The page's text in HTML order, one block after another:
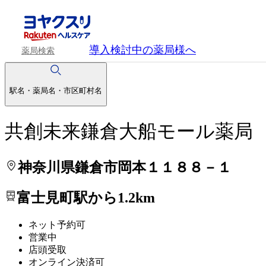
薬局検索 導入検討中の薬局様へ
駅名・薬局名・市区町村名
共創未来鎌倉大船モール薬局
神奈川県鎌倉市岡本１１８８－１
富士見町駅から1.2km
ネット予約可
営業中
店頭受取
オンライン決済可
処方せんを送って待ち時間を短く！
処方せんを送って待ち時間を短く！